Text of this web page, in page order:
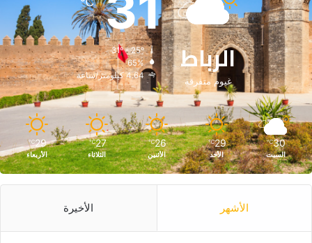
الرباط
غيوم متفرقة
31º - 25º
65%
4.64 كيلومتر/ساعة
30
℃
السبت
29
℃
الأحد
26
℃
الأثنين
27
℃
الثلاثاء
29
℃
الأربعاء
الأشهر الأخيرة